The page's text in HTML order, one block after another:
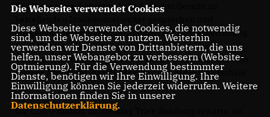
Es müsse zunächst einmal mit dem vom Gericht zu
ausgelotet werden, welche Chancen zur Vertragserfüllung
es noch gebe. Hierbei sei auch die
Vertragserfüllungsbürgschaft in Höhe von 12 Mio. Euro ein
starkes Argument, das die Region Trier in die Waagschale
werfen könne, findet Müller.
Die CDU-Fraktion im Kreistag Trier-Saarburg erwarte, so
Die Webseite verwendet Cookies
Diese Webseite verwendet Cookies, die notwendig
sind, um die Webseite zu nutzen. Weiterhin
verwenden wir Dienste von Drittanbietern, die uns
helfen, unser Webangebot zu verbessern (Website-
Optmierung). Für die Verwendung bestimmter
Dienste, benötigen wir Ihre Einwilligung. Ihre
Einwilligung können Sie jederzeit widerrufen. Weitere
Informationen finden Sie in unserer
Datenschutzerklärung.